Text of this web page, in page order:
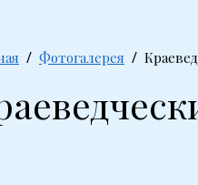
Фотогалерея